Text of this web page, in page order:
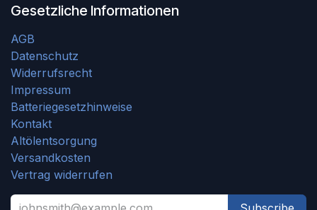
Gesetzliche Informationen
AGB
Datenschutz
Widerrufsrecht
Impressum
Batteriegesetzhinweise
Kontakt
Altölentsorgung
Versandkosten
Vertrag widerrufen